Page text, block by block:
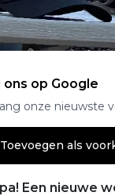
ons op Google
onze nieuwste
Toevoegen als
Een nieuwe